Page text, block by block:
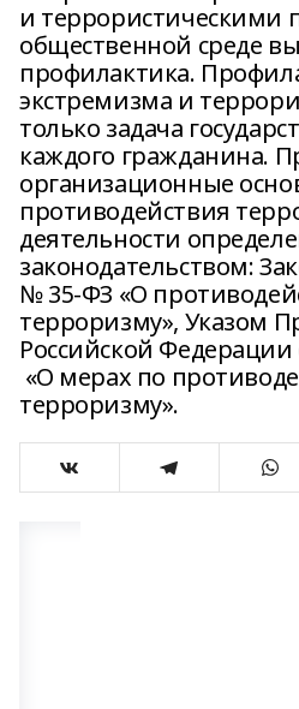
и террористическими
общественной среде
профилактика.
экстремизма и
только задача
каждого гражданина.
организационные
противодействия
деятельности
законодательством:
№ 35-ФЗ «О
терроризму», Указом
Российской Федерации
«О мерах по
терроризму».